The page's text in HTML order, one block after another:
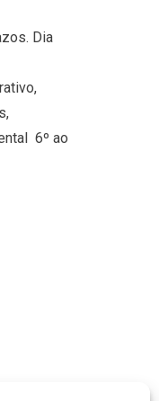
Dia
 6º ao